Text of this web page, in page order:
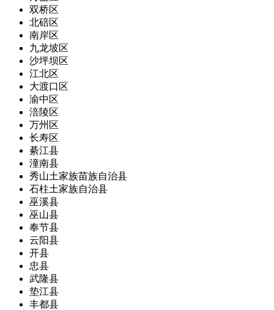
双桥区
北碚区
南岸区
九龙坡区
沙坪坝区
江北区
大渡口区
渝中区
涪陵区
万州区
长寿区
綦江县
潼南县
秀山土家族苗族自治县
石柱土家族自治县
巫溪县
巫山县
奉节县
云阳县
开县
忠县
武隆县
垫江县
丰都县